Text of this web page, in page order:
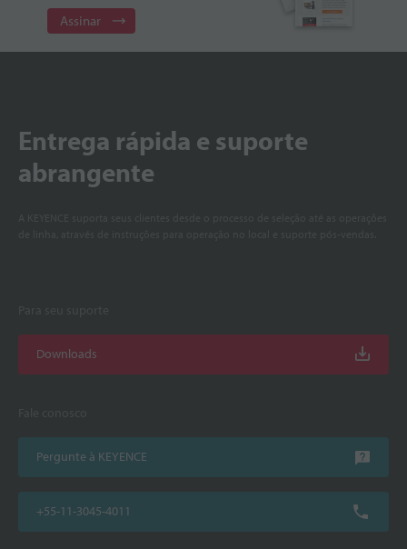
Assinar
Entrega rápida e suporte
abrangente
Downloads
Pergunte à KEYENCE
+55-11-3045-4011